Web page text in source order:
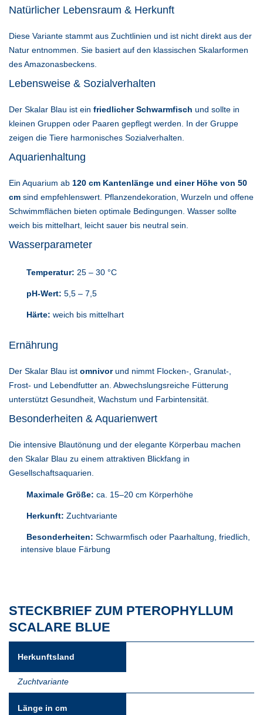
Natürlicher Lebensraum & Herkunft
Diese Variante stammt aus Zuchtlinien und ist nicht direkt aus der
Natur entnommen. Sie basiert auf den klassischen Skalarformen
des Amazonasbeckens.
Lebensweise & Sozialverhalten
Der Skalar Blau ist ein friedlicher Schwarmfisch und sollte in
kleinen Gruppen oder Paaren gepflegt werden. In der Gruppe
zeigen die Tiere harmonisches Sozialverhalten.
Aquarienhaltung
Ein Aquarium ab 120 cm Kantenlänge und einer Höhe von 50
cm sind empfehlenswert. Pflanzendekoration, Wurzeln und offene
Schwimmflächen bieten optimale Bedingungen. Wasser sollte
weich bis mittelhart, leicht sauer bis neutral sein.
Wasserparameter
Temperatur: 25 – 30 °C
pH-Wert: 5,5 – 7,5
Härte: weich bis mittelhart
Ernährung
Der Skalar Blau ist omnivorund nimmt Flocken-, Granulat-,
Frost- und Lebendfutter an. Abwechslungsreiche Fütterung
unterstützt Gesundheit, Wachstum und Farbintensität.
Besonderheiten & Aquarienwert
Die intensive Blautönung und der elegante Körperbau machen
den Skalar Blau zu einem attraktiven Blickfang in
Gesellschaftsaquarien.
Maximale Größe: ca. 15–20 cm Körperhöhe
Herkunft: Zuchtvariante
Besonderheiten: Schwarmfisch oder Paarhaltung, friedlich,
intensive blaue Färbung
STECKBRIEF ZUM PTEROPHYLLUM
SCALARE BLUE
Herkunftsland
Zuchtvariante
Länge in cm